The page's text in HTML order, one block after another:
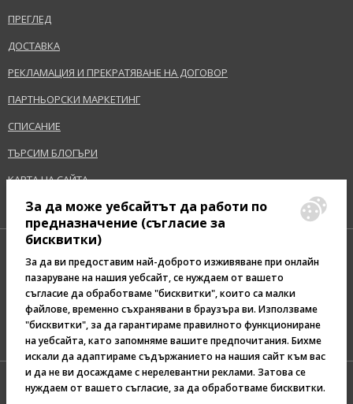
ПРЕГЛЕД
ДОСТАВКА
РЕКЛАМАЦИЯ И ПРЕКРАТЯВАНЕ НА ДОГОВОР
ПАРТНЬОРСКИ МАРКЕТИНГ
СПИСАНИЕ
ТЪРСИМ БЛОГЪРИ
КАРТА НА САЙТА
Pazaruvaj - Надежден
помощник за покупки
За да може уебсайтът да работи по
предназначение (съгласие за
бисквитки)
За да ви предоставим най-доброто изживяване при онлайн
пазаруване на нашия уебсайт, се нуждаем от вашето
съгласие да обработваме "бисквитки", които са малки
файлове, временно съхранявани в браузъра ви. Използваме
"бисквитки", за да гарантираме правилното функциониране
на уебсайта, като запомняме вашите предпочитания. Бихме
искали да адаптираме съдържанието на нашия сайт към вас
и да не ви досаждаме с нерелевантни реклами. Затова се
нуждаем от вашето съгласие, за да обработваме бисквитки.